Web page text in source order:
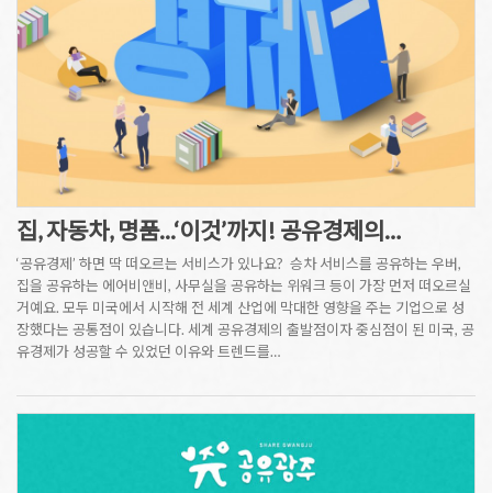
집, 자동차, 명품...‘이것’까지! 공유경제의…
‘공유경제’ 하면 딱 떠오르는 서비스가 있나요? ​ 승차 서비스를 공유하는 우버,
집을 공유하는 에어비앤비, 사무실을 공유하는 위워크 등이 가장 먼저 떠오르실
거예요. 모두 미국에서 시작해 전 세계 산업에 막대한 영향을 주는 기업으로 성
장했다는 공통점이 있습니다. 세계 공유경제의 출발점이자 중심점이 된 미국, 공
유경제가 성공할 수 있었던 이유와 트렌드를…